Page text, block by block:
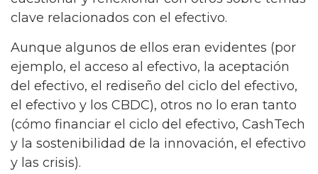
clave relacionados con el efectivo.
Aunque algunos de ellos eran evidentes (por
ejemplo, el acceso al efectivo, la aceptación
del efectivo, el rediseño del ciclo del efectivo,
el efectivo y los CBDC), otros no lo eran tanto
(cómo financiar el ciclo del efectivo, CashTech
y la sostenibilidad de la innovación, el efectivo
y las crisis).